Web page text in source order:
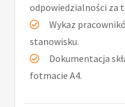
odpowiedzialności za
Wykaz
stanowisku.
Dokumentacja
fotmacie A4.